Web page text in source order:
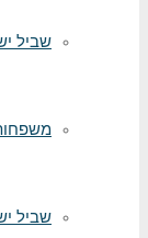
שביל
שביל